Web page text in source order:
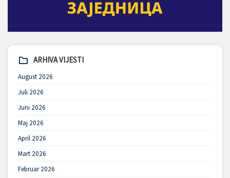
ARHIVA VIJESTI
August 2026
Juli 2026
Juni 2026
Maj 2026
April 2026
Mart 2026
Februar 2026